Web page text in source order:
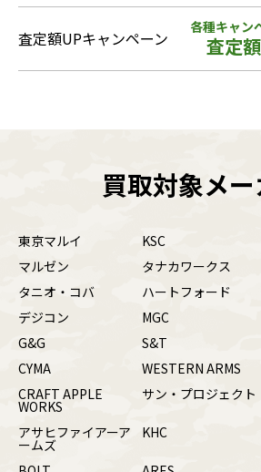
査定額UPキャンペーン
各種キャン
査定
買取対象メー
東京マルイ KSC
マルゼン
タナカワークス
タニオ・コバ
ハートフォード
デジコン
MGC
G&G
S&T
CYMA
WESTERN ARMS
CRAFT APPLE
WORKS
サン・プロジェクト
アサヒファイアーア
ームズ
KHC